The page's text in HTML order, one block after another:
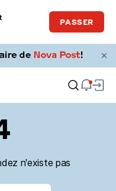
PASSER
n'existe pas